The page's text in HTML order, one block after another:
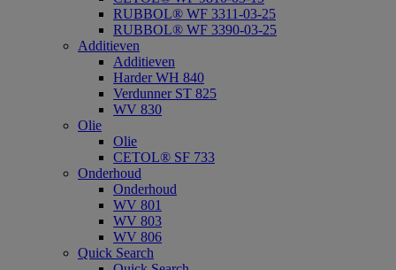
RUBBOL® WF 3311-03-25
RUBBOL® WF 3390-03-25
Additieven
Additieven
Harder WH 840
Verdunner ST 825
WV 830
Olie
Olie
CETOL® SF 733
Onderhoud
Onderhoud
WV 801
WV 803
WV 806
Quick Search